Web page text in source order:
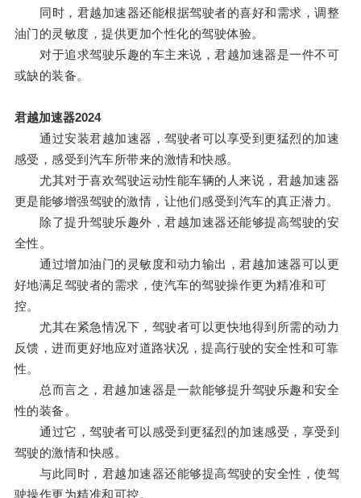
同时，君越加速器还能根据驾驶者的喜好和需求，调整
油门的灵敏度，提供更加个性化的驾驶体验。
对于追求驾驶乐趣的车主来说，君越加速器是一件不可
或缺的装备。
君越加速器2024
通过安装君越加速器，驾驶者可以享受到更猛烈的加速
感受，感受到汽车所带来的激情和快感。
尤其对于喜欢驾驶运动性能车辆的人来说，君越加速器
更是能够增强驾驶的激情，让他们感受到汽车的真正潜力。
除了提升驾驶乐趣外，君越加速器还能够提高驾驶的安
全性。
通过增加油门的灵敏度和动力输出，君越加速器可以更
好地满足驾驶者的需求，使汽车的驾驶操作更为精准和可
控。
尤其在紧急情况下，驾驶者可以更快地得到所需的动力
反馈，进而更好地应对道路状况，提高行驶的安全性和可靠
性。
总而言之，君越加速器是一款能够提升驾驶乐趣和安全
性的装备。
通过它，驾驶者可以感受到更猛烈的加速感受，享受到
驾驶的激情和快感。
与此同时，君越加速器还能够提高驾驶的安全性，使驾
驶操作更为精准和可控。